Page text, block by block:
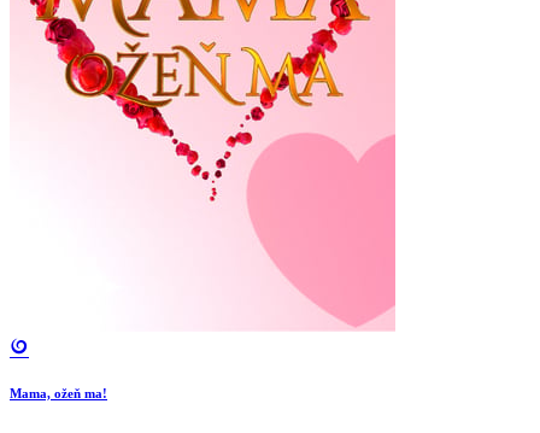
Mama, ožeň ma!